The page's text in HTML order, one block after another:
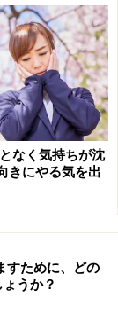
なく気持ちが沈
きにやる気を出
すために、どの
うか？